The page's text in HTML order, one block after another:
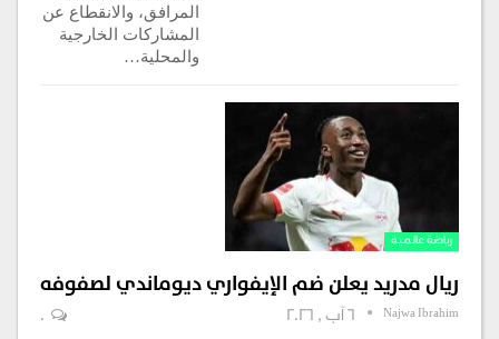
المرافق، والانقطاع عن
المشاركات الخارجية
والمحلية…
رياضة عالمية
ريال مدريد يعلن ضم الإيفواري ديوماندي لصفوفه
Najwa Ibrahim
0